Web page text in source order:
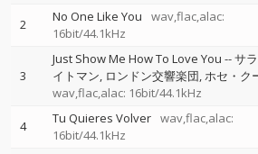
2 No One Like You
wav,flac,alac:
16bit/44.1kHz
3
Just Show Me How To Love You --サ
イトマン ロンドン交響楽団 ホセ・ク
wav,flac,alac: 16bit/44.1kHz
4 Tu Quieres Volver wav,flac,alac:
16bit/44.1kHz